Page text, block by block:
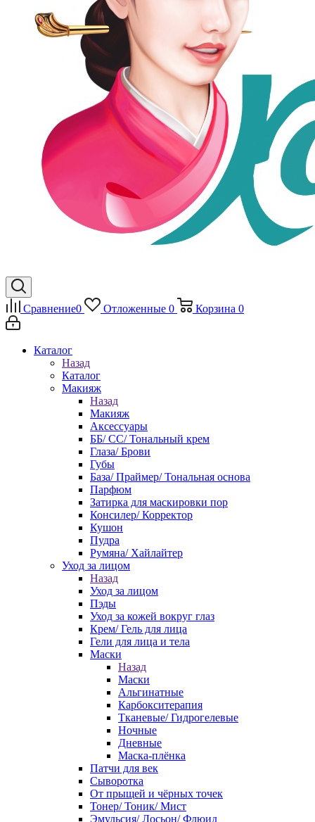
Сравнение0 Отложенные 0 Корзина 0
Каталог
Назад
Каталог
Макияж
Назад
Макияж
Аксессуары
ББ/ СС/ Тональный крем
Глаза/ Брови
Губы
База/ Праймер/ Тональная основа
Парфюм
Затирка для маскировки пор
Консилер/ Корректор
Кушон
Пудра
Румяна/ Хайлайтер
Уход за лицом
Назад
Уход за лицом
Пэды
Уход за кожей вокруг глаз
Крем/ Гель для лица
Гели для лица и тела
Маски
Назад
Маски
Альгинатные
Карбокситерапия
Тканевые/ Гидрогелевые
Ночные
Дневные
Маска-плёнка
Патчи для век
Сыворотка
От прыщей и чёрных точек
Тонер/ Тоник/ Мист
Эмульсия/ Лосьон/ Флюид